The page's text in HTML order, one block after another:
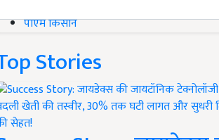
पीएम किसान
Stories